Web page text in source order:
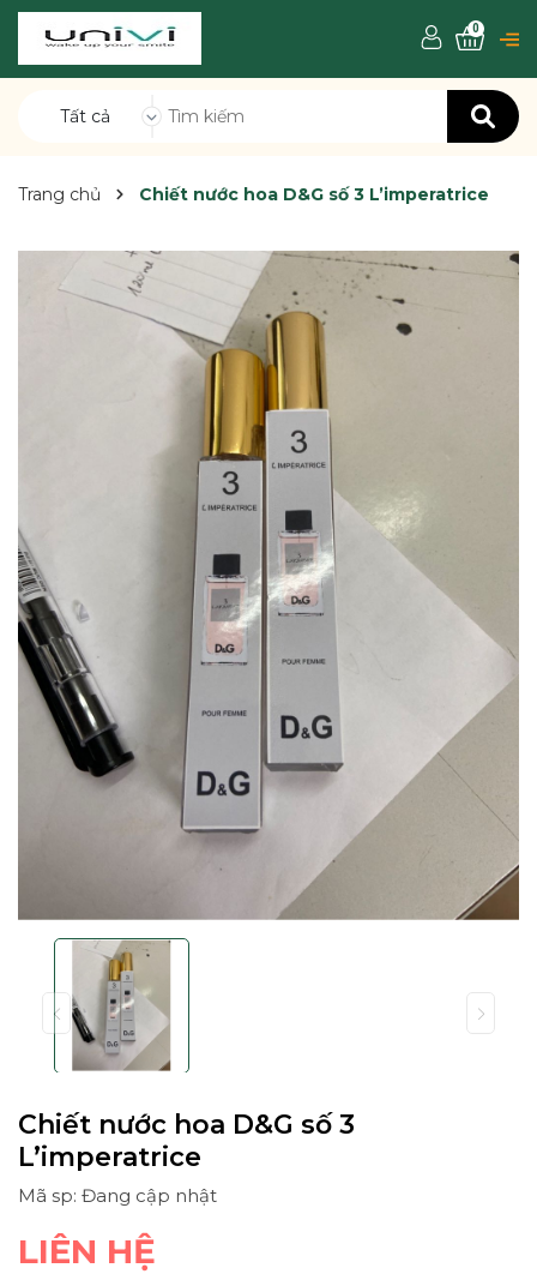
Tất cả
0
Trang chủ Chiết nước hoa D&G số 3 L’imperatrice
Chiết nước hoa D&G số 3
L’imperatrice
Mã sp: Đang cập nhật
LIÊN HỆ